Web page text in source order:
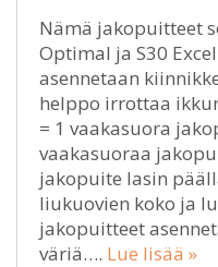
Nämä jakopuitteet
Optimal ja S30
asennetaan
helppo irrottaa
= 1 vaakasuora
vaakasuoraa
jakopuite lasin
liukuovien koko ja
jakopuitteet
väriä…. Lue lisää »